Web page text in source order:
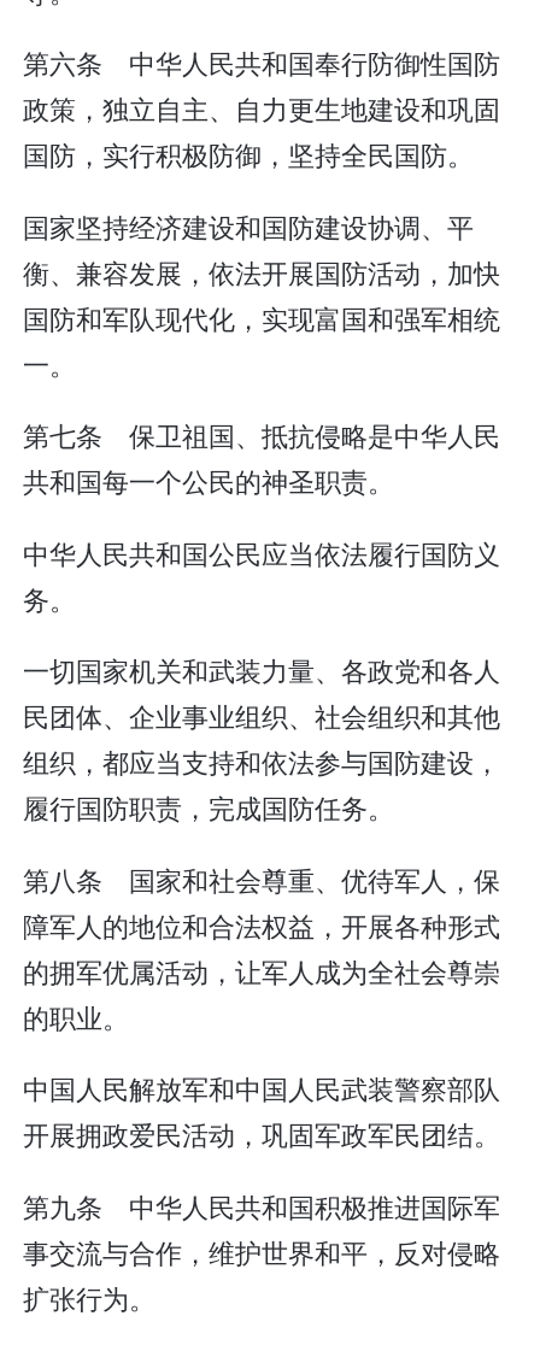
第六条 中华人民共和国奉行防御性国防
政策，独立自主、自力更生地建设和巩固
国防，实行积极防御，坚持全民国防。
国家坚持经济建设和国防建设协调、平
衡、兼容发展，依法开展国防活动，加快
国防和军队现代化，实现富国和强军相统
一。
第七条 保卫祖国、抵抗侵略是中华人民
共和国每一个公民的神圣职责。
中华人民共和国公民应当依法履行国防义
务。
一切国家机关和武装力量、各政党和各人
民团体、企业事业组织、社会组织和其他
组织，都应当支持和依法参与国防建设，
履行国防职责，完成国防任务。
第八条 国家和社会尊重、优待军人，保
障军人的地位和合法权益，开展各种形式
的拥军优属活动，让军人成为全社会尊崇
的职业。
中国人民解放军和中国人民武装警察部队
开展拥政爱民活动，巩固军政军民团结。
第九条 中华人民共和国积极推进国际军
事交流与合作，维护世界和平，反对侵略
扩张行为。